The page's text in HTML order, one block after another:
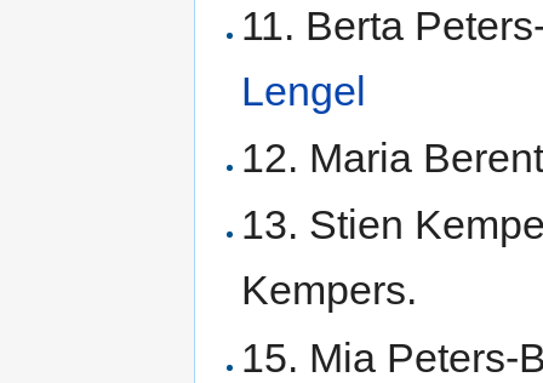
11. Berta
Lengel
12. Maria
13. Stien
Kempers.
15. Mia Peters-